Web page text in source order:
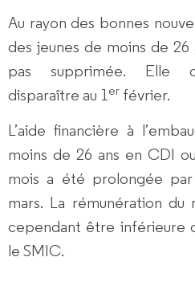
Au rayon des bonnes
des jeunes de moins de 26
pas supprimée. Elle
disparaître au 1er février.
L’aide financière à
moins de 26 ans en CDI
mois a été prolongée par
mars. La rémunération du
cependant être inférieure
le SMIC.